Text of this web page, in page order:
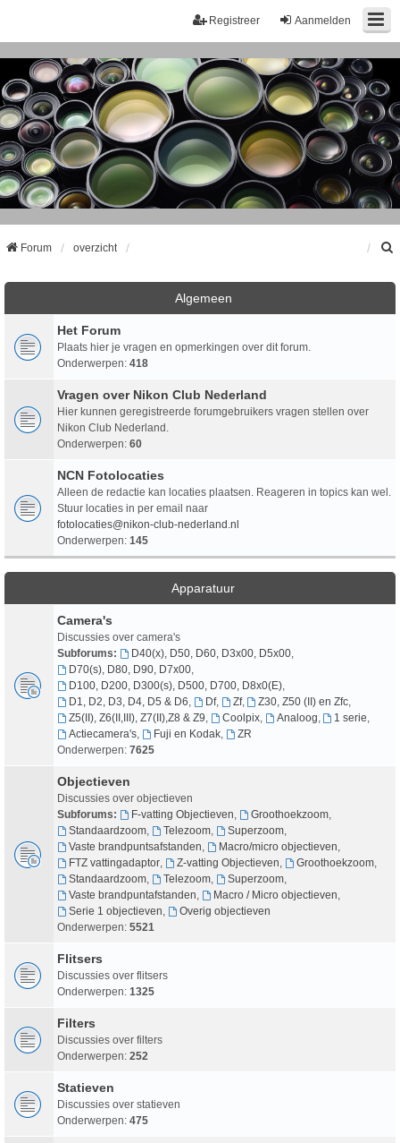
Aanmelden
Registreer
Forum overzicht
Algemeen
Het Forum
Plaats hier je vragen en opmerkingen over dit forum.
Onderwerpen: 418
Vragen over Nikon Club Nederland
Hier kunnen geregistreerde forumgebruikers vragen stellen over
Nikon Club Nederland.
Onderwerpen: 60
NCN Fotolocaties
Alleen de redactie kan locaties plaatsen. Reageren in topics kan wel.
Stuur locaties in per email naar
fotolocaties@nikon-club-nederland.nl
Onderwerpen: 145
Apparatuur
Camera's
Discussies over camera's
Subforums:
D40(x), D50, D60, D3x00, D5x00,
D70(s), D80, D90, D7x00,
D100, D200, D300(s), D500, D700, D8x0(E),
D1, D2, D3, D4, D5 & D6
Df, Zf, Z30, Z50 (II) en Zfc
Z5(II), Z6(II,III), Z7(II),Z8 & Z9
Coolpix, Analoog 1 serie
Actiecamera's, Fuji en Kodak,
ZR
Onderwerpen: 7625
Objectieven
Discussies over objectieven
Subforums:
F-vatting Objectieven Groothoekzoom,
Standaardzoom, Telezoom, Superzoom,
Vaste brandpuntsafstanden
Macro/micro objectieven
FTZ vattingadaptor, Z-vatting Objectieven Groothoekzoom,
Standaardzoom, Telezoom, Superzoom,
Vaste brandpuntafstanden
Macro / Micro objectieven
Serie 1 objectieven
Overig objectieven
Onderwerpen: 5521
Flitsers
Discussies over flitsers
Onderwerpen: 1325
Filters
Discussies over filters
Onderwerpen: 252
Statieven
Discussies over statieven
Onderwerpen: 475